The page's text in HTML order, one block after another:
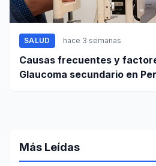
SALUD hace 3 semanas
Causas frecuentes y
Glaucoma secundario en
Más Leídas